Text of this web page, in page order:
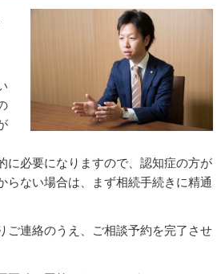
に必要になりますので、認知症の方が
らない場合は、まず相続手続きに精通
連絡のうえ、ご相談予約を完了させ